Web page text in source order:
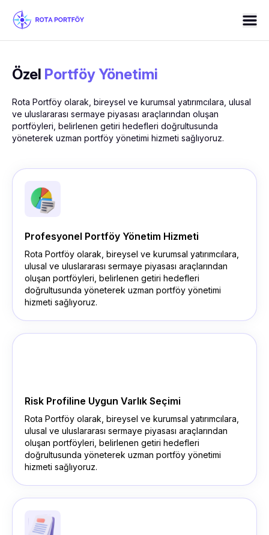
Özel Portföy Yönetimi
Rota Portföy olarak, bireysel ve kurumsal yatırımcılara, ulusal
ve uluslararası sermaye piyasası araçlarından oluşan
portföyleri, belirlenen getiri hedefleri doğrultusunda
yöneterek uzman portföy yönetimi hizmeti sağlıyoruz.
Profesyonel Portföy Yönetim Hizmeti
Rota Portföy olarak, bireysel ve kurumsal yatırımcılara,
ulusal ve uluslararası sermaye piyasası araçlarından
oluşan portföyleri, belirlenen getiri hedefleri
doğrultusunda yöneterek uzman portföy yönetimi
hizmeti sağlıyoruz.
Risk Profiline Uygun Varlık Seçimi
Rota Portföy olarak, bireysel ve kurumsal yatırımcılara,
ulusal ve uluslararası sermaye piyasası araçlarından
oluşan portföyleri, belirlenen getiri hedefleri
doğrultusunda yöneterek uzman portföy yönetimi
hizmeti sağlıyoruz.